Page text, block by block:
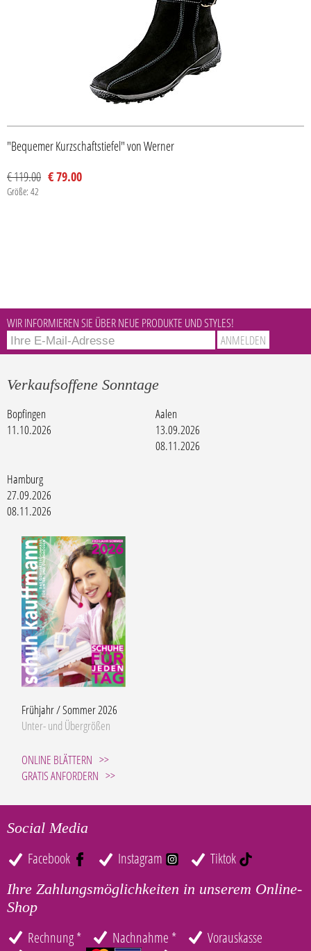
"Bequemer Kurzschaftstiefel" von Werner
€ 119.00 € 79.00
Größe: 42
WIR INFORMIEREN SIE ÜBER NEUE PRODUKTE UND STYLES!
Verkaufsoffene Sonntage
Bopfingen
11.10.2026
Aalen
13.09.2026
08.11.2026
Hamburg
27.09.2026
08.11.2026
Frühjahr / Sommer 2026
Unter- und Übergrößen
ONLINE BLÄTTERN
GRATIS ANFORDERN
Social Media
Facebook Instagram Tiktok
Ihre Zahlungsmöglichkeiten in unserem Online-
Shop
Rechnung * Nachnahme *
Vorauskasse